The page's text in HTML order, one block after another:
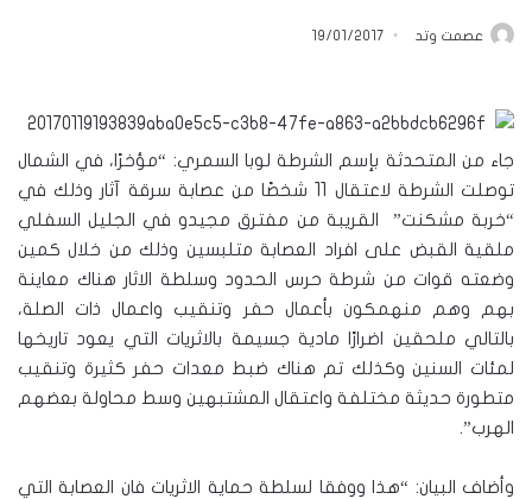
عصمت وتد 19/01/2017
جاء من المتحدثة بإسم الشرطة لوبا السمري: “مؤخرًا، في الشمال
توصلت الشرطة لاعتقال 11 شخصًا من عصابة سرقة آثار وذلك في
“خربة مشكنت” القريبة من مفترق مجيدو في الجليل السفلي
ملقية القبض على افراد العصابة متلبسين وذلك من خلال كمين
وضعته قوات من شرطة حرس الحدود وسلطة الاثار هناك معاينة
بهم وهم منهمكون بأعمال حفر وتنقيب واعمال ذات الصلة،
بالتالي ملحقين اضرارًا مادية جسيمة بالاثريات التي يعود تاريخها
لمئات السنين وكذلك تم هناك ضبط معدات حفر كثيرة وتنقيب
متطورة حديثة مختلفة واعتقال المشتبهين وسط محاولة بعضهم
الهرب”.
وأضاف البيان: “هذا ووفقا لسلطة حماية الاثريات فان العصابة التي